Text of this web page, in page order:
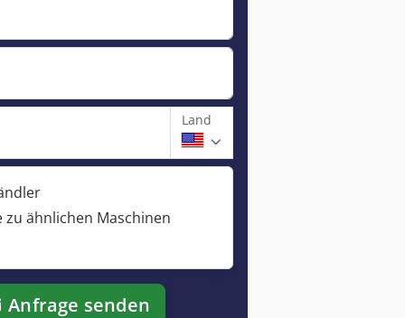
Land
zu ähnlichen Maschinen
Anfrage senden